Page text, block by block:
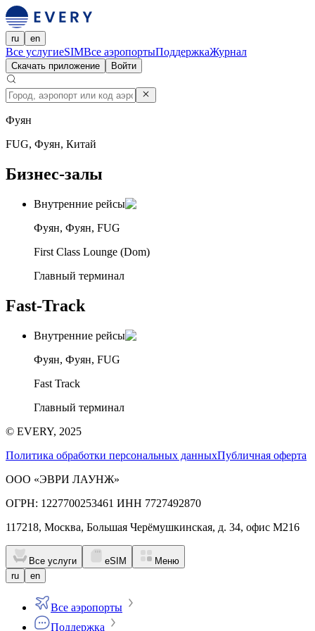
ru en
Все услугиeSIMВсе аэропортыПоддержкаЖурнал
Скачать приложение Войти
Фуян
FUG, Фуян, Китай
Бизнес-залы
Внутренние рейсы
Фуян, Фуян, FUG
First Class Lounge (Dom)
Главный терминал
Fast-Track
Внутренние рейсы
Фуян, Фуян, FUG
Fast Track
Главный терминал
© EVERY, 2025
Политика обработки персональных данныхПубличная оферта
ООО «ЭВРИ ЛАУНЖ»
ОГРН: 1227700253461 ИНН 7727492870
117218, Москва, Большая Черёмушкинская, д. 34, офис М216
Все услуги eSIM
Меню
ru
en
Все аэропорты
Поддержка